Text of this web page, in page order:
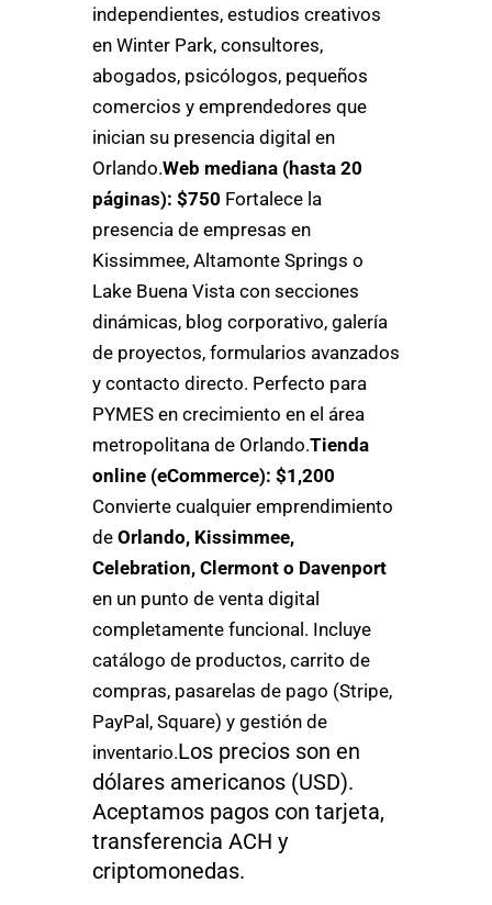
independientes, estudios creativos
en Winter Park, consultores,
abogados, psicólogos, pequeños
comercios y emprendedores que
inician su presencia digital en
Orlando.Web mediana (hasta 20
páginas): $750 Fortalece la
presencia de empresas en
Kissimmee, Altamonte Springs o
Lake Buena Vista con secciones
dinámicas, blog corporativo, galería
de proyectos, formularios avanzados
y contacto directo. Perfecto para
PYMES en crecimiento en el área
metropolitana de Orlando.Tienda
online (eCommerce): $1,200
Convierte cualquier emprendimiento
de Orlando, Kissimmee,
Celebration, Clermont o Davenport
en un punto de venta digital
completamente funcional. Incluye
catálogo de productos, carrito de
compras, pasarelas de pago (Stripe,
PayPal, Square) y gestión de
inventario.Los precios son en
dólares americanos (USD).
Aceptamos pagos con tarjeta,
transferencia ACH y
criptomonedas.